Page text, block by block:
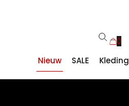
0
Nieuw SALE Kleding